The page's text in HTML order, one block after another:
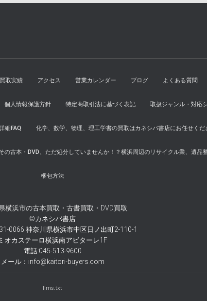
買取実績 アクセス 営業カレンダー ブログ よくある質問
個人情報保護方針 特定商取引法に基づく表記 取扱ジャンル・対応
細FAQ 化学、数学、物理、理工学書の買取はカネシバ書店にお任せくだ
の古本・DVD、ただ処分していませんか！？横浜周辺のリサイクル業、遺品
梱包方法
横浜市の古本買取・古書買取・DVD買取
©カネシバ書店
0066 神奈川県横浜市中区日ノ出町2-110-1
オカステーロ横浜南アビターレ1F
電話:045-513-9600
メール：info@kaitori-buyers.com
llms.txt